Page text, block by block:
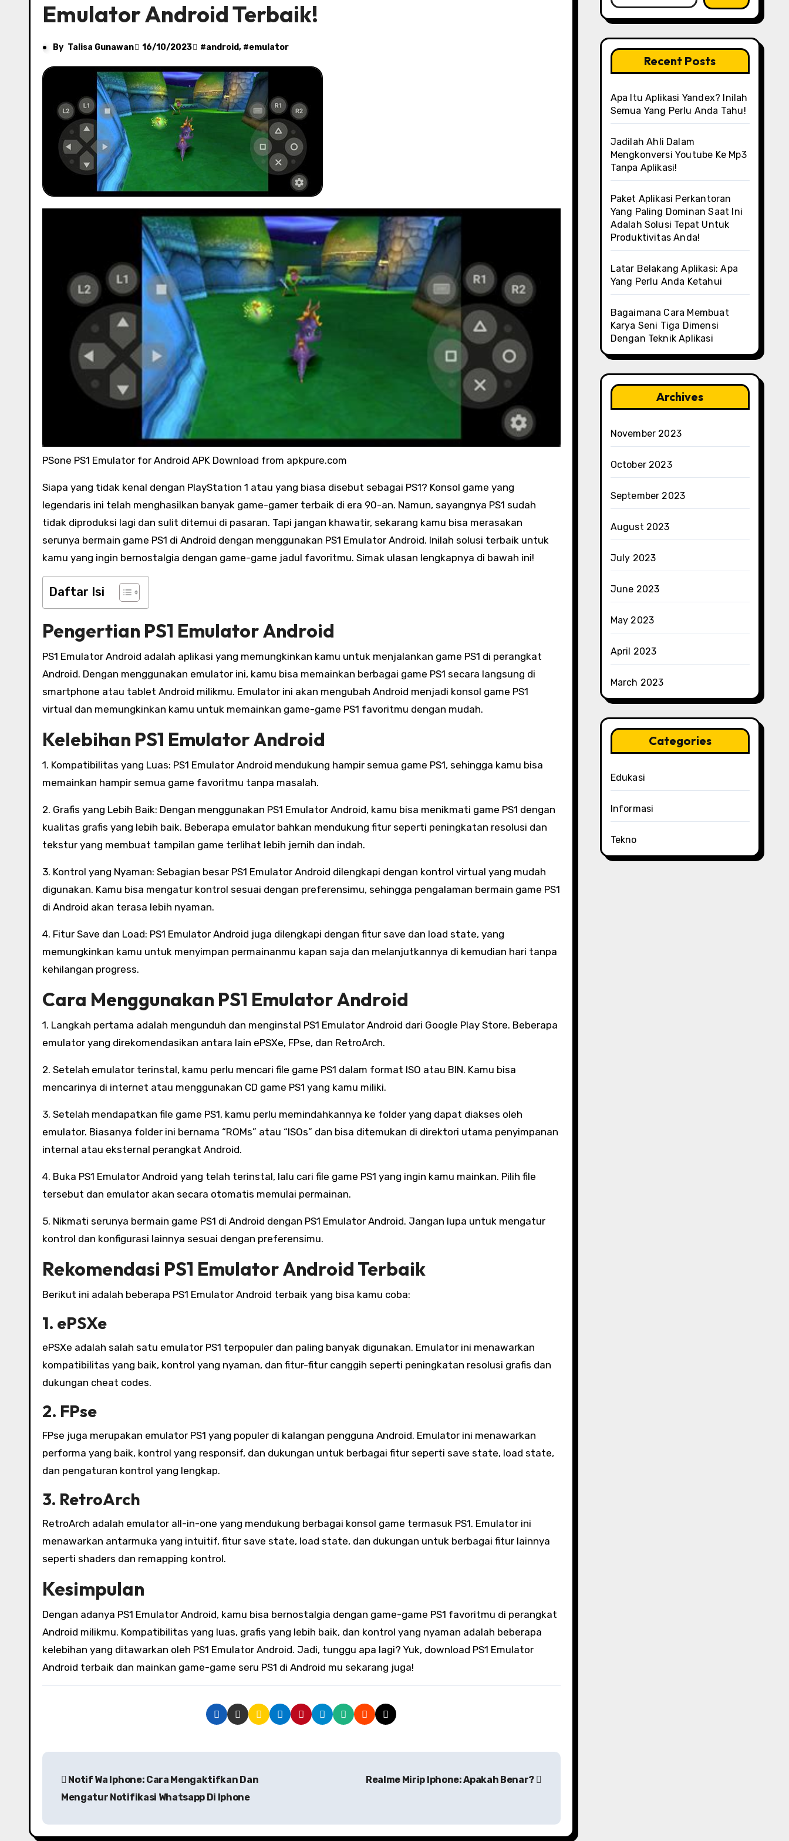
Emulator Android Terbaik!
By Talisa Gunawan 16/10/2023 #android, #emulator
PSone PS1 Emulator for Android APK Download from apkpure.com
Siapa yang tidak kenal dengan PlayStation 1 atau yang biasa disebut sebagai PS1? Konsol game yang
legendaris ini telah menghasilkan banyak game-gamer terbaik di era 90-an. Namun, sayangnya PS1 sudah
tidak diproduksi lagi dan sulit ditemui di pasaran. Tapi jangan khawatir, sekarang kamu bisa merasakan
serunya bermain game PS1 di Android dengan menggunakan PS1 Emulator Android. Inilah solusi terbaik untuk
kamu yang ingin bernostalgia dengan game-game jadul favoritmu. Simak ulasan lengkapnya di bawah ini!
Daftar Isi
Pengertian PS1 Emulator Android
PS1 Emulator Android adalah aplikasi yang memungkinkan kamu untuk menjalankan game PS1 di perangkat
Android. Dengan menggunakan emulator ini, kamu bisa memainkan berbagai game PS1 secara langsung di
smartphone atau tablet Android milikmu. Emulator ini akan mengubah Android menjadi konsol game PS1
virtual dan memungkinkan kamu untuk memainkan game-game PS1 favoritmu dengan mudah.
Kelebihan PS1 Emulator Android
1. Kompatibilitas yang Luas: PS1 Emulator Android mendukung hampir semua game PS1, sehingga kamu bisa
memainkan hampir semua game favoritmu tanpa masalah.
2. Grafis yang Lebih Baik: Dengan menggunakan PS1 Emulator Android, kamu bisa menikmati game PS1 dengan
kualitas grafis yang lebih baik. Beberapa emulator bahkan mendukung fitur seperti peningkatan resolusi dan
tekstur yang membuat tampilan game terlihat lebih jernih dan indah.
3. Kontrol yang Nyaman: Sebagian besar PS1 Emulator Android dilengkapi dengan kontrol virtual yang mudah
digunakan. Kamu bisa mengatur kontrol sesuai dengan preferensimu, sehingga pengalaman bermain game PS1
di Android akan terasa lebih nyaman.
4. Fitur Save dan Load: PS1 Emulator Android juga dilengkapi dengan fitur save dan load state, yang
memungkinkan kamu untuk menyimpan permainanmu kapan saja dan melanjutkannya di kemudian hari tanpa
kehilangan progress.
Cara Menggunakan PS1 Emulator Android
1. Langkah pertama adalah mengunduh dan menginstal PS1 Emulator Android dari Google Play Store. Beberapa
emulator yang direkomendasikan antara lain ePSXe, FPse, dan RetroArch.
2. Setelah emulator terinstal, kamu perlu mencari file game PS1 dalam format ISO atau BIN. Kamu bisa
mencarinya di internet atau menggunakan CD game PS1 yang kamu miliki.
3. Setelah mendapatkan file game PS1, kamu perlu memindahkannya ke folder yang dapat diakses oleh
emulator. Biasanya folder ini bernama “ROMs” atau “ISOs” dan bisa ditemukan di direktori utama penyimpanan
internal atau eksternal perangkat Android.
4. Buka PS1 Emulator Android yang telah terinstal, lalu cari file game PS1 yang ingin kamu mainkan. Pilih file
tersebut dan emulator akan secara otomatis memulai permainan.
5. Nikmati serunya bermain game PS1 di Android dengan PS1 Emulator Android. Jangan lupa untuk mengatur
kontrol dan konfigurasi lainnya sesuai dengan preferensimu.
Rekomendasi PS1 Emulator Android Terbaik
Berikut ini adalah beberapa PS1 Emulator Android terbaik yang bisa kamu coba:
1. ePSXe
ePSXe adalah salah satu emulator PS1 terpopuler dan paling banyak digunakan. Emulator ini menawarkan
kompatibilitas yang baik, kontrol yang nyaman, dan fitur-fitur canggih seperti peningkatan resolusi grafis dan
dukungan cheat codes.
2. FPse
FPse juga merupakan emulator PS1 yang populer di kalangan pengguna Android. Emulator ini menawarkan
performa yang baik, kontrol yang responsif, dan dukungan untuk berbagai fitur seperti save state, load state,
dan pengaturan kontrol yang lengkap.
3. RetroArch
RetroArch adalah emulator all-in-one yang mendukung berbagai konsol game termasuk PS1. Emulator ini
menawarkan antarmuka yang intuitif, fitur save state, load state, dan dukungan untuk berbagai fitur lainnya
seperti shaders dan remapping kontrol.
Kesimpulan
Dengan adanya PS1 Emulator Android, kamu bisa bernostalgia dengan game-game PS1 favoritmu di perangkat
Android milikmu. Kompatibilitas yang luas, grafis yang lebih baik, dan kontrol yang nyaman adalah beberapa
kelebihan yang ditawarkan oleh PS1 Emulator Android. Jadi, tunggu apa lagi? Yuk, download PS1 Emulator
Android terbaik dan mainkan game-game seru PS1 di Android mu sekarang juga!
P
t
Notif Wa Iphone: Cara Mengaktifkan Dan
Mengatur Notifikasi Whatsapp Di Iphone
Realme Mirip Iphone: Apakah Benar?
Recent Posts
Apa Itu Aplikasi Yandex? Inilah
Semua Yang Perlu Anda Tahu!
Jadilah Ahli Dalam
Mengkonversi Youtube Ke Mp3
Tanpa Aplikasi!
Paket Aplikasi Perkantoran
Yang Paling Dominan Saat Ini
Adalah Solusi Tepat Untuk
Produktivitas Anda!
Latar Belakang Aplikasi: Apa
Yang Perlu Anda Ketahui
Bagaimana Cara Membuat
Karya Seni Tiga Dimensi
Dengan Teknik Aplikasi
Archives
November 2023
October 2023
September 2023
August 2023
July 2023
June 2023
May 2023
April 2023
March 2023
Categories
Edukasi
Informasi
Tekno